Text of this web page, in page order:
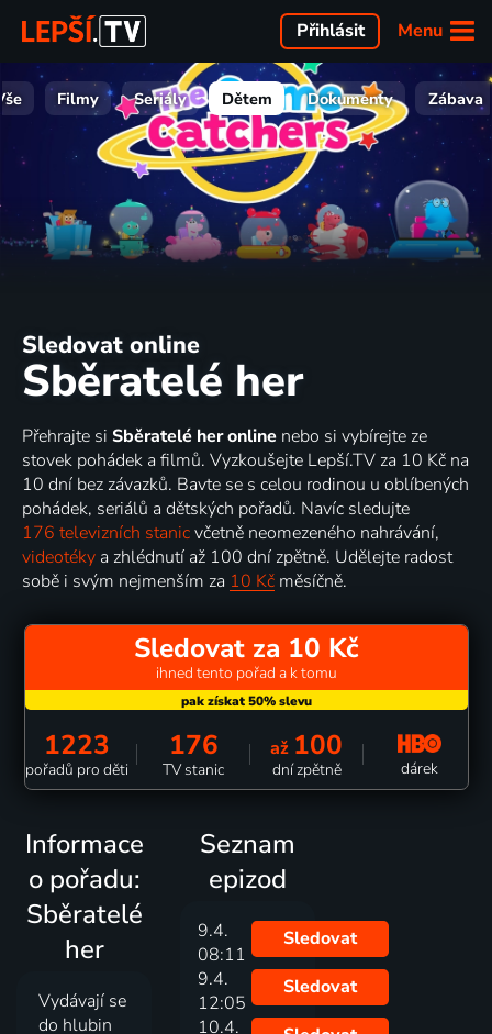
Menu
Přihlásit
Filmy Seriály Dětem Dokumenty Zábava
Sledovat online
Sběratelé her
Přehrajte si Sběratelé her online nebo si vybírejte ze
stovek pohádek a filmů. Vyzkoušejte Lepší.TV za 10 Kč na
10 dní bez závazků. Bavte se s celou rodinou u oblíbených
pohádek, seriálů a dětských pořadů. Navíc sledujte
176 televizních stanicvčetně neomezeného nahrávání,
videotéky a zhlédnutí až 100 dní zpětně. Udělejte radost
sobě i svým nejmenším za 10 Kč měsíčně.
Sledovat za 10 Kč
ihned tento pořad a k tomu
1223
pořadů pro děti
176
TV stanic
až 100
dní zpětně dárek
Informace
o pořadu:
Sběratelé
her
Vydávají se
do hlubin
Seznam
epizod
9.4.
08:11
Sledovat
9.4.
12:05
Sledovat
10.4.